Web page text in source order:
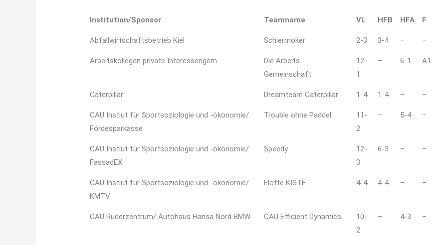
Institution/Sponsor Teamname VL HFB HFA F
Abfallwirtschaftsbetrieb Kiel Schiermoker 2-3 3-4 – –
Arbeitskollegen private Interessengem.
Die Arbeits-
Gemeinschaft
12-
1
– 6-1 A1
Caterpillar Dreamteam Caterpillar 1-4 1-4 – –
CAU Instiut für Sportsoziologie und -ökonomie/
Fördesparkasse
Trouble ohne Paddel
11-
2
– 5-4 –
CAU Instiut für Sportsoziologie und -ökonomie/
FassadEX
Speedy
12-
3
6-3 – –
CAU Instiut für Sportsoziologie und -ökonomie/
KMTV
Flotte KISTE 4-4 4-4 – –
CAU Ruderzentrum/ Autohaus Hansa Nord BMW CAU Efficient Dynamics
10-
2
– 4-3 –